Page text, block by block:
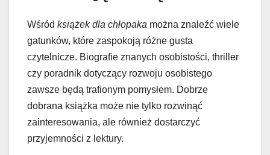
Wśród książek dla chłopaka można znaleźć wiele
gatunków, które zaspokoją różne gusta
czytelnicze. Biografie znanych osobistości, thriller
czy poradnik dotyczący rozwoju osobistego
zawsze będą trafionym pomysłem. Dobrze
dobrana książka może nie tylko rozwinąć
zainteresowania, ale również dostarczyć
przyjemności z lektury.